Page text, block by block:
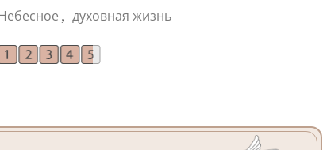
, духовная жизнь